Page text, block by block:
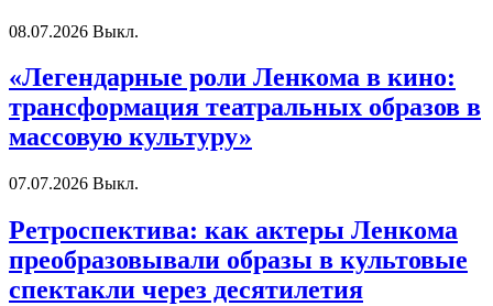
08.07.2026 Выкл.
«Легендарные роли Ленкома в кино:
трансформация театральных образов в
массовую культуру»
07.07.2026 Выкл.
Ретроспектива: как актеры Ленкома
преобразовывали образы в культовые
спектакли через десятилетия